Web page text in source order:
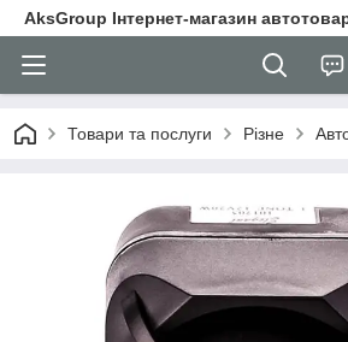
AksGroup Інтернет-магазин
Товари та послуги Різне